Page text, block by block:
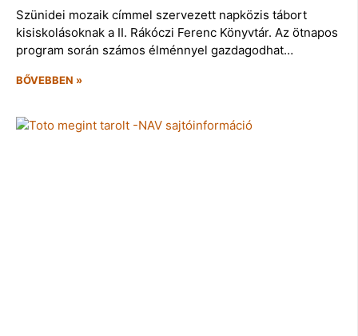
Szünidei mozaik címmel szervezett napközis tábort
kisiskolásoknak a II. Rákóczi Ferenc Könyvtár. Az ötnapos
program során számos élménnyel gazdagodhat…
BŐVEBBEN »